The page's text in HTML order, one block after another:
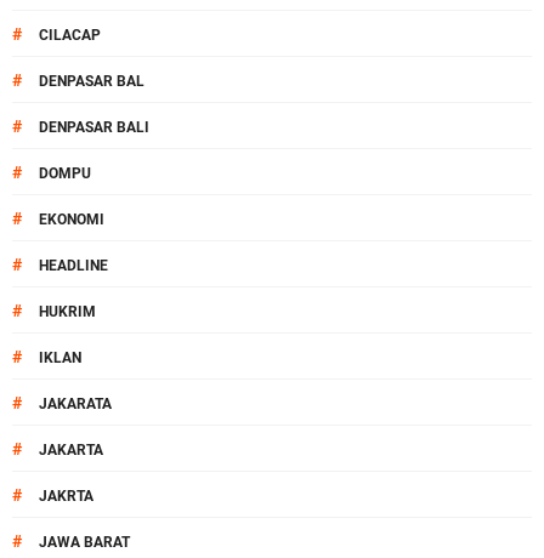
# CILACAP
# DENPASAR BAL
# DENPASAR BALI
# DOMPU
# EKONOMI
# HEADLINE
# HUKRIM
# IKLAN
# JAKARATA
# JAKARTA
# JAKRTA
# JAWA BARAT